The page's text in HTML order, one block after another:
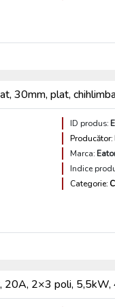
30mm, plat,
ID produs:
Producător:
Marca:
Indice
Categorie:
2×3 poli,